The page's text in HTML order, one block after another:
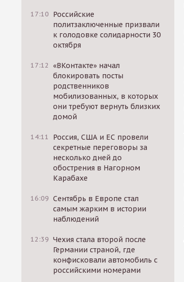
17:10 Российские
политзаключенные призвали
к голодовке солидарности 30
октября
17:12 «ВКонтакте» начал
блокировать посты
родственников
мобилизованных, в которых
они требуют вернуть близких
домой
14:11
Россия, США и ЕС провели
секретные переговоры за
несколько дней до
обострения в Нагорном
Карабахе
16:09 Сентябрь в Европе стал
самым жарким в истории
наблюдений
12:39 Чехия стала второй после
Германии страной, где
конфисковали автомобиль с
российскими номерами